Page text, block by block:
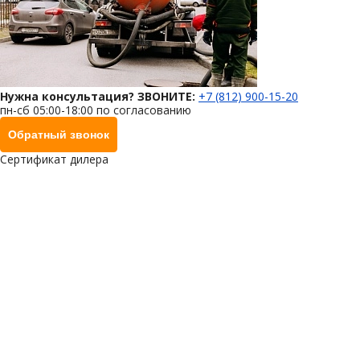
Нужна консультация? ЗВОНИТЕ: +7 (812) 900-15-20
пн-сб 05:00-18:00 по согласованию
Обратный звонок
Сертификат дилера